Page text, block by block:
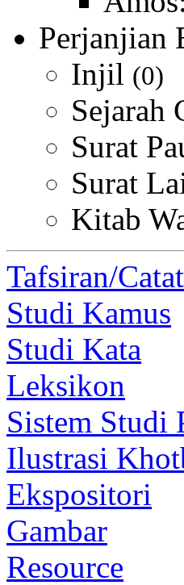
Perjanjian
Injil (0)
Sejarah
Surat
Surat
Kitab
Tafsiran/
Studi Kamus
Studi Kata
Leksikon
Sistem Studi
Ilustrasi
Ekspositori
Gambar
Resource